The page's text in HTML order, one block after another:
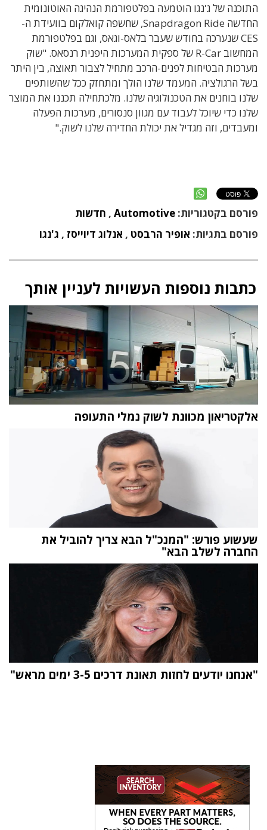
התוכנה של ג'נגו הוטמעה בפלטפורמת הנהיגה האוטונומית
החדשה Snapdragon Ride, שחשפה קואלקום בוועידת ה-
CES שנערכה בחודש שעבר בלאס-וגאס, וגם בפלטפורמת
המחשוב R-Car של ספקית המערכות היפנית רנסאס. "שוק
מערכות הבטיחות לפנים-הרכב מתחיל לצבור תאוצה, בין היתר
בשל הרגולציה. המעמד שלנו הולך ומתחזק ככל שהשותפים
שלנו בוחנים את הטכנולוגיה שלנו. מלכתחילה תכננו את המוצר
שלנו כדי שיוכל לעבוד עם מגוון סנסורים, מערכות הפעלה
ומעבדים, וזה מגדיל את יכולת החדירה שלנו לשוק."
פורסם בקטגוריות: Automotive
, חדשות
פורסם בתגיות: אופיר הרבסט , אנלוג דיוייסז , ג'נגו
כתבות נוספות העשויות לעניין אותך
אלקטריאון מכוונת לשוק נמלי התעופה
שעשוע פורש: "המנכ"ל הבא צריך להוביל את
החברה לשלב הבא"
"אנחנו יודעים לחזות תאונת דרכים 3-5 ימים מראש"